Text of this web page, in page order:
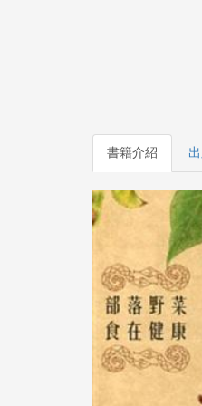
書籍介紹